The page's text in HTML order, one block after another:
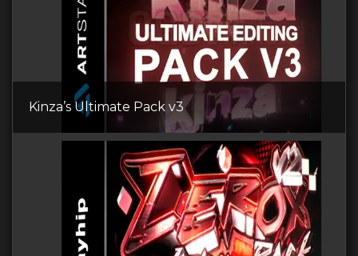
Kinza’s Ultimate Pack v3